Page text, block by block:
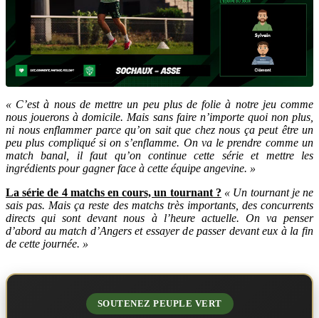
« C’est à nous de mettre un peu plus de folie à notre jeu comme
nous jouerons à domicile. Mais sans faire n’importe quoi non plus,
ni nous enflammer parce qu’on sait que chez nous ça peut être un
peu plus compliqué si on s’enflamme. On va le prendre comme un
match banal, il faut qu’on continue cette série et mettre les
ingrédients pour gagner face à cette équipe angevine. »
La série de 4 matchs en cours, un tournant ? « Un tournant je ne
sais pas. Mais ça reste des matchs très importants, des concurrents
directs qui sont devant nous à l’heure actuelle. On va penser
d’abord au match d’Angers et essayer de passer devant eux à la fin
de cette journée. »
SOUTENEZ PEUPLE VERT